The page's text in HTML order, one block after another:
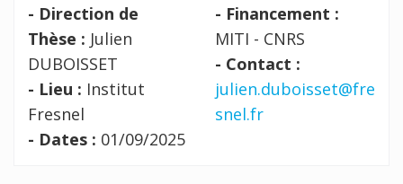
- Direction de
Thèse : Julien
DUBOISSET
- Lieu : Institut
Fresnel
- Dates : 01/09/2025
- Financement :
MITI - CNRS
- Contact :
julien.duboisset@fre
snel.fr